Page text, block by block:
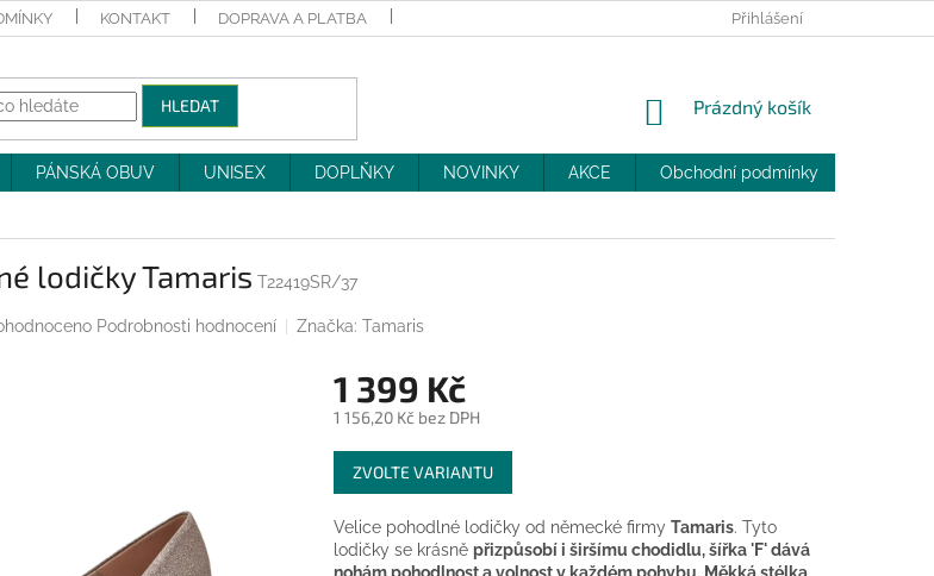
KONTAKT DOPRAVA A PLATBA MOJE OBJEDNÁVKA
Přihlášení
HLEDAT
NÁKUPNÍ
Prázdný košík
PÁNSKÁ OBUV UNISEX DOPLŇKY NOVINKY AKCE Obchodní podmínky
lodičky Tamaris T22419SR/37
Podrobnosti hodnocení Značka:Tamaris
1 399 Kč
1 156,20 Kč bez DPH
Měrná
cena:
ZVOLTE VARIANTU
Velice pohodlné lodičky od německé firmy Tamaris. Tyto
lodičky se krásně přizpůsobí i širšímu chodidlu, šířka 'F' dává